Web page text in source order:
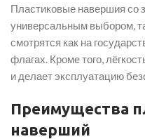
Пластиковые навершия со
универсальным выбором,
смотрятся как на
флагах. Кроме того,
и делает эксплуатацию
Преимущества
наверший